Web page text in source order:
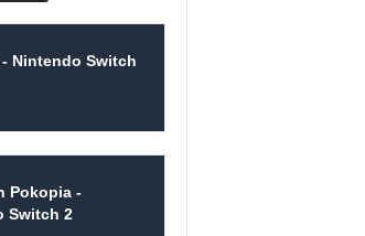
Nintendo Switch
Pokopia -
Switch 2